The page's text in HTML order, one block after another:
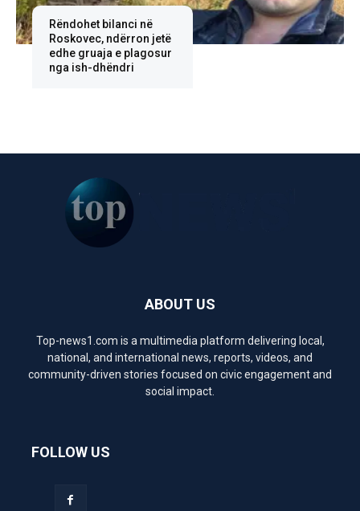
Rëndohet bilanci në
Roskovec, ndërron jetë
edhe gruaja e plagosur
nga ish-dhëndri
ABOUT US
Top-news1.com is a multimedia platform delivering local,
national, and international news, reports, videos, and
community-driven stories focused on civic engagement and
social impact.
FOLLOW US